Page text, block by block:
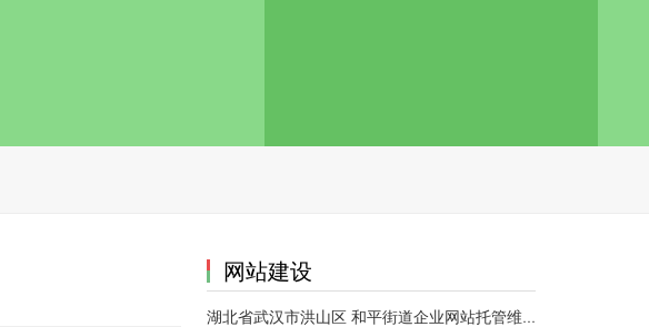
网站建设
湖北省武汉市洪山区 和平街道企业网站托管维护/网站优化 咨询服务